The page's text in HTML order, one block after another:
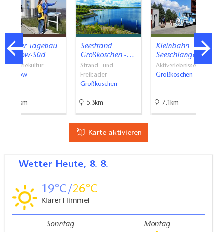
Aktiver Tagebau
Welzow-Süd
Industriekultur
Welzow
9.7km
Seestrand
Großkoschen -…
Strand- und
Freibäder
Großkoschen
5.3km
Kleinbahn
Seeschlange
Aktiverlebnisse
Großkoschen
7.1km
Karte aktivieren
Wetter Heute, 8. 8.
19 26
Klarer Himmel
Sonntag Montag